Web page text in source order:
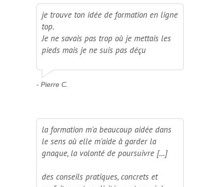
je trouve ton idée de formation en ligne
top.
Je ne savais pas trop où je mettais les
pieds mais je ne suis pas déçu
- Pierre C.
la formation m'a beaucoup aidée dans
le sens où elle m'aide à garder la
gnaque, la volonté de poursuivre [...]
des conseils pratiques, concrets et